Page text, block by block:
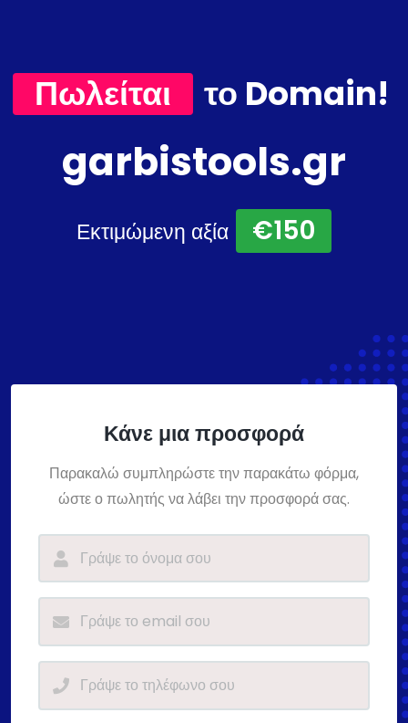
Πωλείται το Domain!
garbistools.gr
Εκτιμώμενη αξία €150
Κάνε μια προσφορά
Παρακαλώ συμπληρώστε την παρακάτω φόρμα,
ώστε ο πωλητής να λάβει την προσφορά σας.